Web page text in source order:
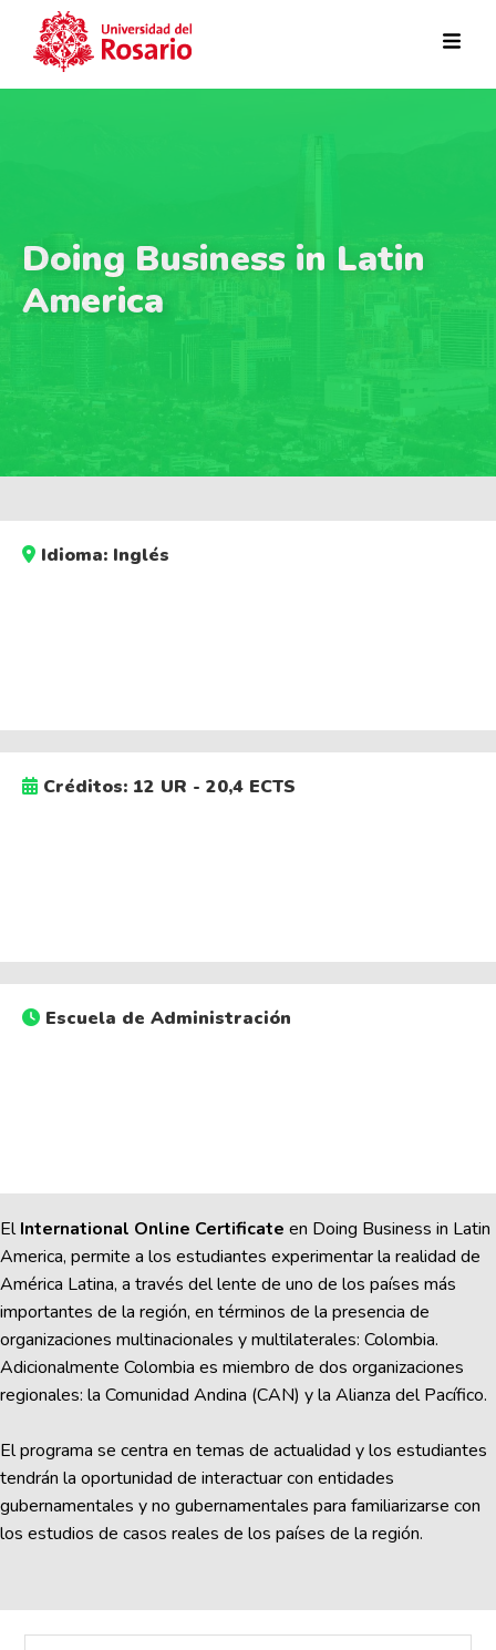
Doing Business in Latin
America
Idioma: Inglés
Créditos: 12 UR - 20,4 ECTS
Escuela de Administración
ElInternational Online Certificate en Doing Business in Latin
America, permite a los estudiantes experimentar la realidad de
América Latina, a través del lente de uno de los países más
importantes de la región, en términos de la presencia de
organizaciones multinacionales y multilaterales: Colombia.
Adicionalmente Colombia es miembro de dos organizaciones
regionales: la Comunidad Andina (CAN) y la Alianza del Pacífico.
El programa se centra en temas de actualidad y los estudiantes
tendrán la oportunidad de interactuar con entidades
gubernamentales y no gubernamentales para familiarizarse con
los estudios de casos reales de los países de la región.